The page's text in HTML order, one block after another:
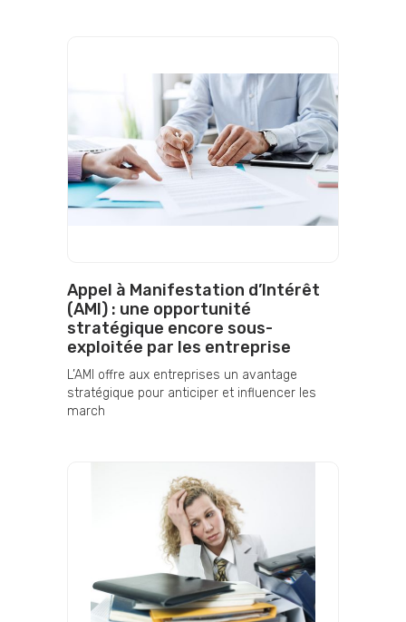
Appel à Manifestation d’Intérêt
(AMI) : une opportunité
stratégique encore sous-
exploitée par les entreprise
L’AMI offre aux entreprises un avantage
stratégique pour anticiper et influencer les
march